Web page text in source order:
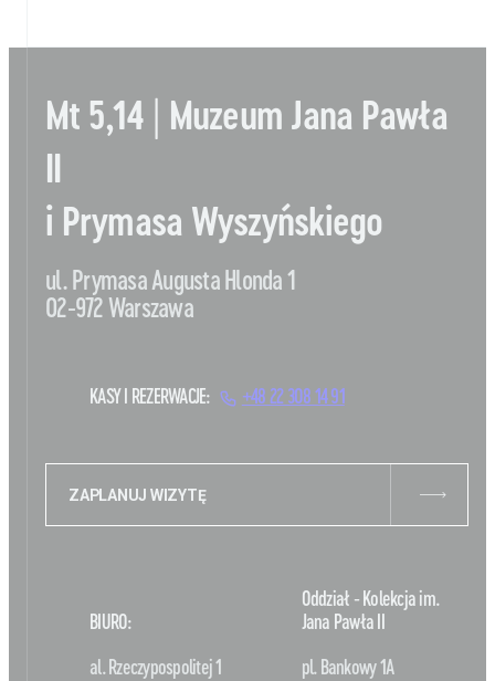
Mt 5,14 | Muzeum Jana Pawła
i Prymasa Wyszyńskiego
ul. Prymasa Augusta Hlonda 1
02-972 Warszawa
KASY I REZERWACJE: +48 22 308 14 91
ZAPLANUJ WIZYTĘ
BIURO:
al. Rzeczypospolitej 1
Oddział - Kolekcja im.
Jana Pawła II
pl. Bankowy 1A